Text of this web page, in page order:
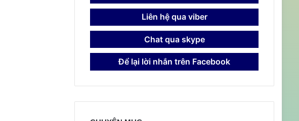
Liên hệ qua viber
Chat qua skype
Để lại lời nhắn trên Facebook